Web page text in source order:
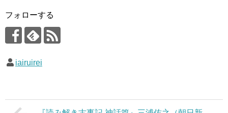
フォローする
iairuirei